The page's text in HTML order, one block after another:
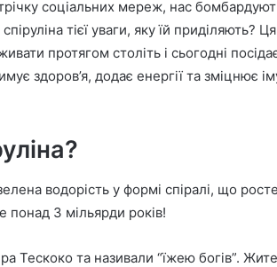
соціальних мереж, нас
тієї уваги, яку їй приділяють?
протягом століть і сьогодні
здоров’я, додає енергії та зміцнює
водорість у формі спіралі, що
понад 3 мільярди років!
Тескоко та називали “їжею богів”.